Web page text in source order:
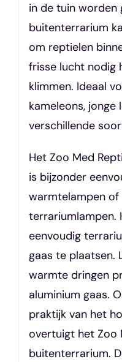
in de tuin worden
buitenterrarium
om reptielen
frisse lucht nodig
klimmen. Ideaal
kameleons, jonge
verschillende
Het Zoo Med
is bijzonder
warmtelampen of
terrariumlampen.
eenvoudig
gaas te plaatsen.
warmte dringen
aluminium gaas.
praktijk van het
overtuigt het Zoo
buitenterrarium.